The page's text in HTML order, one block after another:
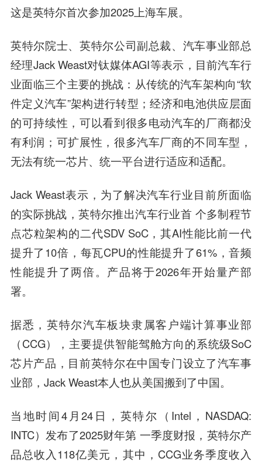
这是英特尔首次参加2025上海车展。
英特尔院士、英特尔公司副总裁、汽车事业部总
经理Jack Weast对钛媒体AGI等表示，目前汽车行
业面临三个主要的挑战：从传统的汽车架构向“软
件定义汽车”架构进行转型；经济和电池供应层面
的可持续性，可以看到很多电动汽车的厂商都没
有利润；可扩展性，很多汽车厂商的不同车型，
无法有统一芯片、统一平台进行适应和适配。
Jack Weast表示，为了解决汽车行业目前所面临
的实际挑战，英特尔推出汽车行业首 个多制程节
点芯粒架构的二代SDV SoC，其AI性能比前一代
提升了10倍，每瓦CPU的性能提升了61%，音频
性能提升了两倍。产品将于2026年开始量产部
署。
据悉，英特尔汽车板块隶属客户端计算事业部
（CCG），主要提供智能驾舱方向的系统级SoC
芯片产品，目前英特尔在中国专门设立了汽车事
业部，Jack Weast本人也从美国搬到了中国。
当地时间4月24日，英特尔（Intel，NASDAQ:
INTC）发布了2025财年第 一季度财报，英特尔产
品总收入118亿美元，其中，CCG业务季度收入